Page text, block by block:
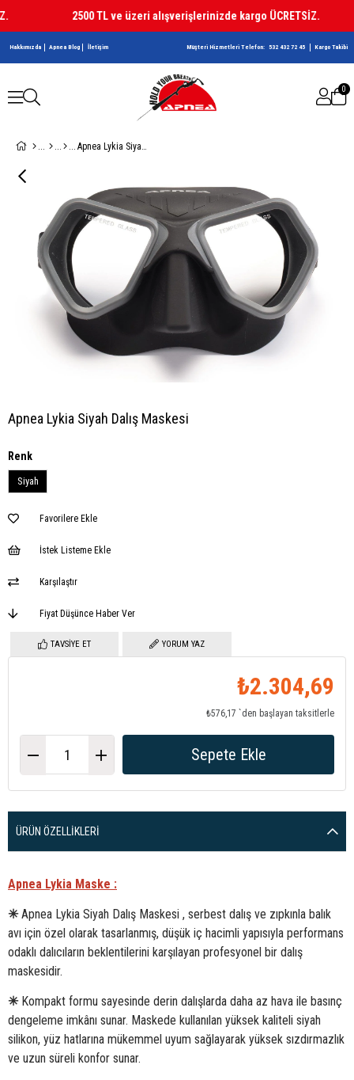
2500 TL ve üzeri alışverişlerinizde kargo ÜCRETSİZ.
Hakkımızda Apnea Blog İletişim Müşteri Hizmetleri Telefon: 532 432 72 45 Kargo Takibi
0
Apnea Lykia Siyah Dalış Maskesi
Apnea Lykia Siyah Dalış Maskesi
Renk
Siyah
Favorilere Ekle
İstek Listeme Ekle
Karşılaştır
Fiyat Düşünce Haber Ver
TAVSIYE ET YORUM YAZ
₺2.304,69
₺576,17 `den başlayan taksitlerle
ÜRÜN ÖZELLIKLERI
Apnea Lykia Maske :
✳Apnea Lykia Siyah Dalış Maskesi , serbest dalış ve zıpkınla balık
avı için özel olarak tasarlanmış, düşük iç hacimli yapısıyla performans
odaklı dalıcıların beklentilerini karşılayan profesyonel bir dalış
maskesidir.
✳ Kompakt formu sayesinde derin dalışlarda daha az hava ile basınç
dengeleme imkânı sunar. Maskede kullanılan yüksek kaliteli siyah
silikon, yüz hatlarına mükemmel uyum sağlayarak yüksek sızdırmazlık
ve uzun süreli konfor sunar.